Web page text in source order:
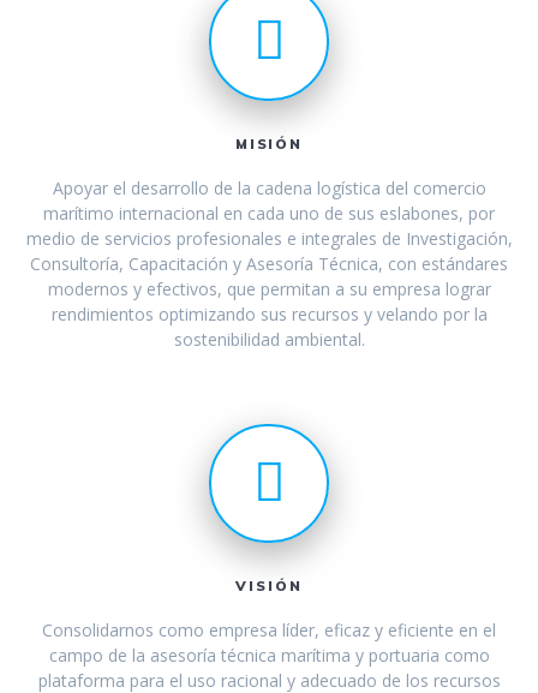
MISIÓN
Apoyar el desarrollo de la cadena logística del comercio
marítimo internacional en cada uno de sus eslabones, por
medio de servicios profesionales e integrales de Investigación,
Consultoría, Capacitación y Asesoría Técnica, con estándares
modernos y efectivos, que permitan a su empresa lograr
rendimientos optimizando sus recursos y velando por la
sostenibilidad ambiental.
VISIÓN
Consolidarnos como empresa líder, eficaz y eficiente en el
campo de la asesoría técnica marítima y portuaria como
plataforma para el uso racional y adecuado de los recursos